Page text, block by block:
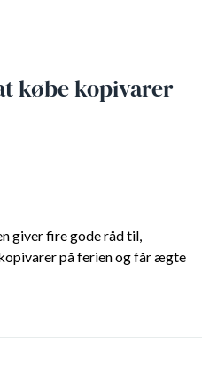
købe kopivarer
giver fire gode råd til,
på ferien og får ægte